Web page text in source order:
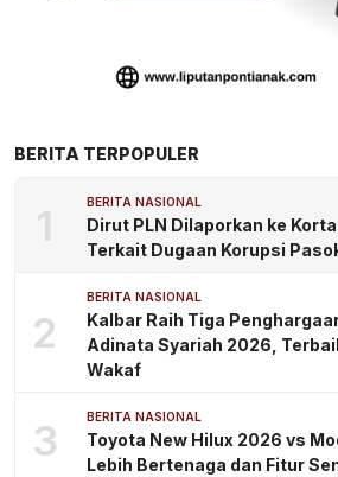
BERITA TERPOPULER
1 BERITA NASIONAL
Dirut PLN Dilaporkan ke
Terkait Dugaan Korupsi
2
BERITA NASIONAL
Kalbar Raih Tiga
Adinata Syariah 2026,
Wakaf
3 BERITA NASIONAL
Toyota New Hilux 2026 vs
Lebih Bertenaga dan Fitur